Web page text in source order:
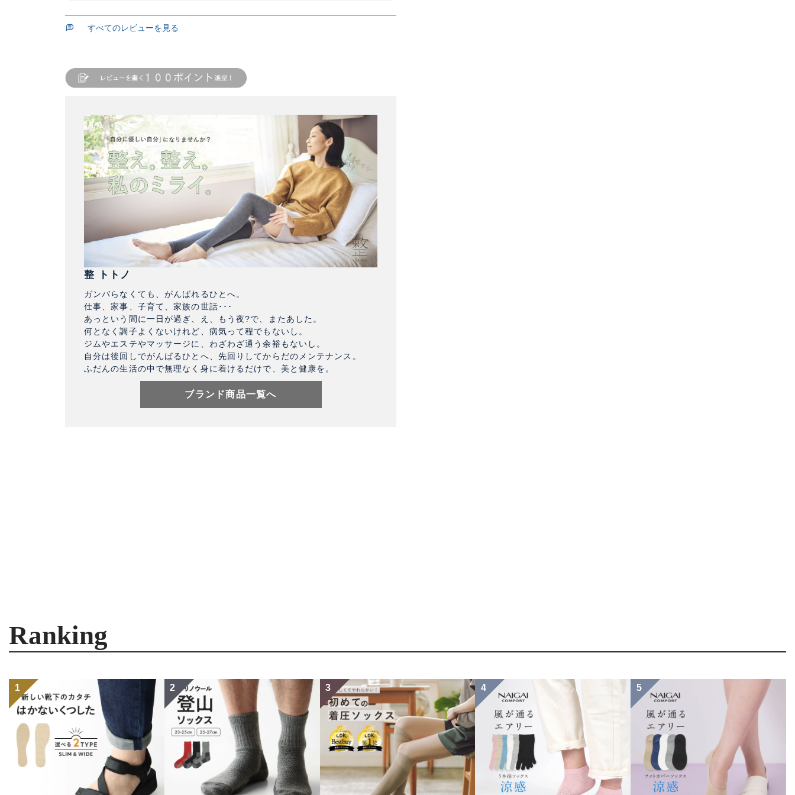
すべてのレビューを見る
整 トトノ
ガンバらなくても、がんばれるひとへ。
仕事、家事、子育て、家族の世話･･･
あっという間に一日が過ぎ、え、もう夜?で、またあした。
何となく調子よくないけれど、病気って程でもないし。
ジムやエステやマッサージに、わざわざ通う余裕もないし。
自分は後回しでがんばるひとへ、先回りしてからだのメンテナンス。
ふだんの生活の中で無理なく身に着けるだけで、美と健康を。
ブランド商品一覧へ
Ranking